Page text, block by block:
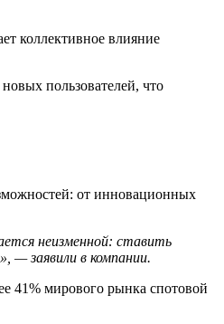
коллективное влияние
пользователей, что
от инновационных
неизменной: ставить
— заявили в компании.
41% мирового рынка спотовой